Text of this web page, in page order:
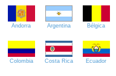
Andorra Argentina Bélgica
Colombia Costa Rica Ecuador